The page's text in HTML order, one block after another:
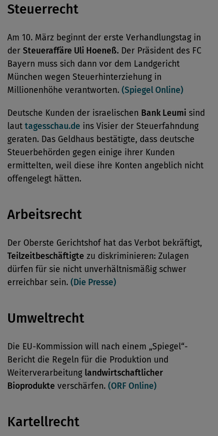
Steuerrecht
Am 10. März beginnt der erste Verhandlungstag in
der Steueraffäre Uli Hoeneß. Der Präsident des FC
Bayern muss sich dann vor dem Landgericht
München wegen Steuerhinterziehung in
Millionenhöhe verantworten. (Spiegel Online)
Deutsche Kunden der israelischen Bank Leumi sind
laut tagesschau.de ins Visier der Steuerfahndung
geraten. Das Geldhaus bestätigte, dass deutsche
Steuerbehörden gegen einige ihrer Kunden
ermittelten, weil diese ihre Konten angeblich nicht
offengelegt hätten.
Arbeitsrecht
Der Oberste Gerichtshof hat das Verbot bekräftigt,
Teilzeitbeschäftigte zu diskriminieren: Zulagen
dürfen für sie nicht unverhältnismäßig schwer
erreichbar sein. (Die Presse)
Umweltrecht
Die EU-Kommission will nach einem „Spiegel“-
Bericht die Regeln für die Produktion und
Weiterverarbeitung landwirtschaftlicher
Bioprodukte verschärfen. (ORF Online)
Kartellrecht